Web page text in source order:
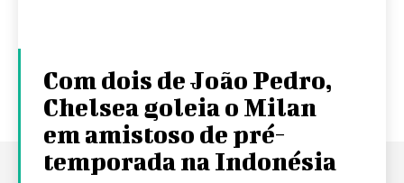
Com dois de João Pedro,
Chelsea goleia o Milan
em amistoso de pré-
temporada na Indonésia